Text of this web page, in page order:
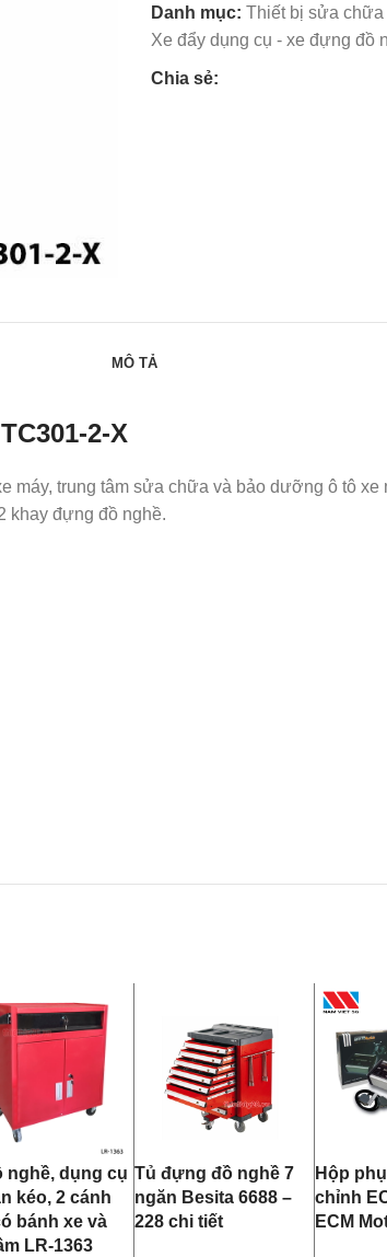
Danh mục: Thiết bị sửa chữa
Xe đẩy dụng cụ - xe đựng đồ
Chia sẻ:
MÔ TẢ
2-X
máy, trung tâm sửa chữa và bảo dưỡng ô tô xe
khay đựng đồ nghề.
nghề, dụng cụ
kéo, 2 cánh
bánh xe và
LR-1363
Tủ đựng đồ nghề 7
ngăn Besita 6688 –
228 chi tiết
Hộp
chỉnh
ECM